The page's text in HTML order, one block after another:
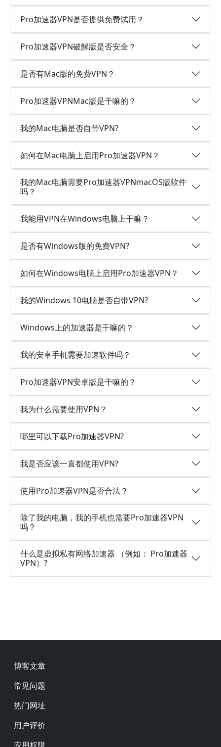
Pro加速器VPN是否提供免费试用？
Pro加速器VPN破解版是否安全？
是否有Mac版的免费VPN？
Pro加速器VPNMac版是干嘛的？
我的Mac电脑是否自带VPN?
如何在Mac电脑上启用Pro加速器VPN？
我的Mac电脑需要Pro加速器VPNmacOS版软件
吗？
我能用VPN在Windows电脑上干嘛？
是否有Windows版的免费VPN?
如何在Windows电脑上启用Pro加速器VPN？
我的Windows 10电脑是否自带VPN?
Windows上的加速器是干嘛的？
我的安卓手机需要加速软件吗？
Pro加速器VPN安卓版是干嘛的？
我为什么需要使用VPN？
哪里可以下载Pro加速器VPN?
我是否应该一直都使用VPN?
使用Pro加速器VPN是否合法？
除了我的电脑，我的手机也需要Pro加速器VPN
吗？
什么是虚拟私有网络加速器 （例如： Pro加速器
VPN）?
Footer
博客文章
常见问题
热门网址
用户评价